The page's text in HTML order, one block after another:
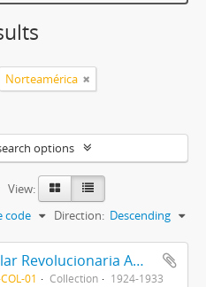
Norteamérica
options
View:
code Direction: Descending
Alianza Popular Revolucionaria Americana-APRA (Colección)
01 Collection 1924-1933